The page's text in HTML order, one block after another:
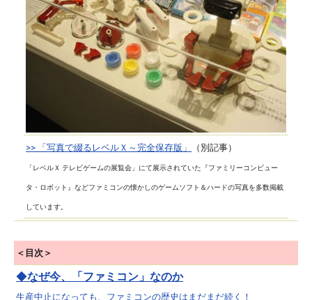
>> 「写真で綴るレベルＸ～完全保存版」 （別記事）
「レベルＸ テレビゲームの展覧会」にて展示されていた『ファミリーコンピュー
タ・ロボット』などファミコンの懐かしのゲームソフト＆ハードの写真を多数掲載
しています。
＜目次＞
◆なぜ今、「ファミコン」なのか
生産中止になっても、ファミコンの歴史はまだまだ続く！